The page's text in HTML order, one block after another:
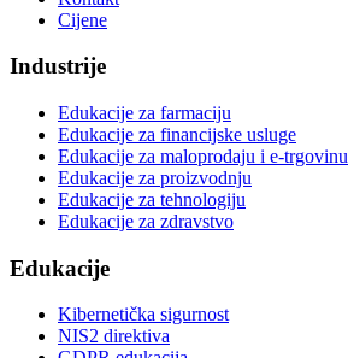
Cijene
Industrije
Edukacije za farmaciju
Edukacije za financijske usluge
Edukacije za maloprodaju i e-trgovinu
Edukacije za proizvodnju
Edukacije za tehnologiju
Edukacije za zdravstvo
Edukacije
Kibernetička sigurnost
NIS2 direktiva